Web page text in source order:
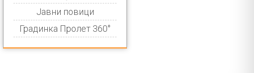
Јавни повици
Градинка Пролет 360°